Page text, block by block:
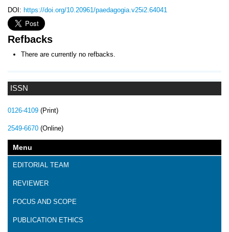
ISSN
0126-4109 (Print)
2549-6670 (Online)
Menu
EDITORIAL TEAM
REVIEWER
FOCUS AND SCOPE
PUBLICATION ETHICS
DOI: https://doi.org/10.20961/paedagogia.v25i2.64041
Refbacks
There are currently no refbacks.